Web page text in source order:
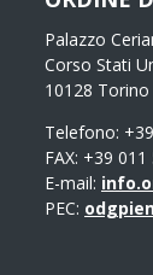
Palazzo
Corso Stati
10128 Torino
Telefono:
FAX: +39
E-mail:
PEC: